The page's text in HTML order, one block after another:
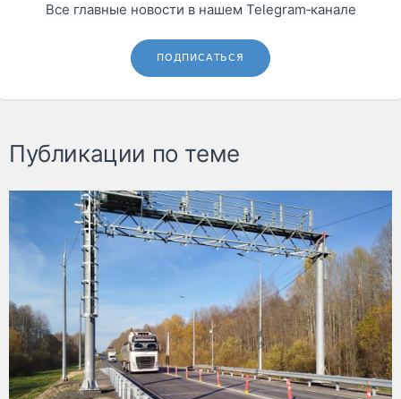
Все главные новости в нашем Telegram‑канале
ПОДПИСАТЬСЯ
Публикации по теме